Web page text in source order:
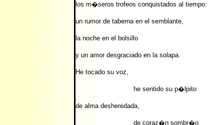
los m�seros trofeos conquistados al tiempo:
un rumor de taberna en el semblante,
la noche en el bolsillo
y un amor desgraciado en la solapa.
He tocado su voz,
he sentido su p�lpito
de alma desheredada,
de coraz�n sombr�o